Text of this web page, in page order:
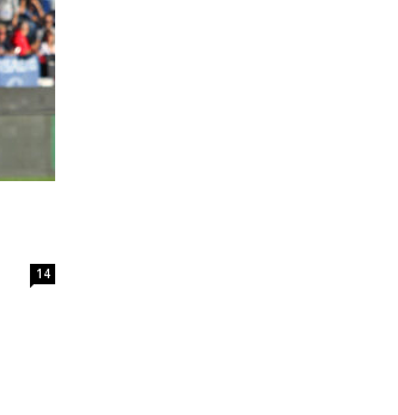
14